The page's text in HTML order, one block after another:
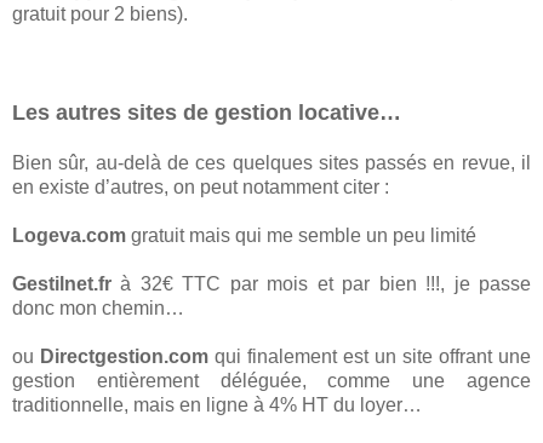
gratuit pour 2 biens).
Les autres sites de gestion locative…
Bien sûr, au-delà de ces quelques sites passés en revue, il
en existe d’autres, on peut notamment citer :
Logeva.com gratuit mais qui me semble un peu limité
Gestilnet.fr à 32€ TTC par mois et par bien !!!, je passe
donc mon chemin…
ou Directgestion.com qui finalement est un site offrant une
gestion entièrement déléguée, comme une agence
traditionnelle, mais en ligne à 4% HT du loyer…